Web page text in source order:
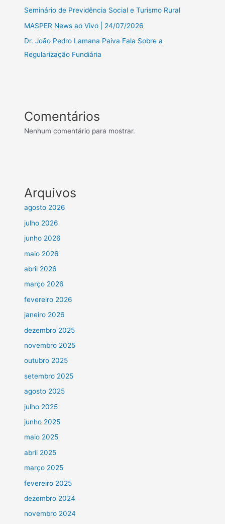
Seminário de Previdência Social e Turismo Rural
MASPER News ao Vivo | 24/07/2026
Dr. João Pedro Lamana Paiva Fala Sobre a
Regularização Fundiária
Comentários
Nenhum comentário para mostrar.
Arquivos
agosto 2026
julho 2026
junho 2026
maio 2026
abril 2026
março 2026
fevereiro 2026
janeiro 2026
dezembro 2025
novembro 2025
outubro 2025
setembro 2025
agosto 2025
julho 2025
junho 2025
maio 2025
abril 2025
março 2025
fevereiro 2025
dezembro 2024
novembro 2024